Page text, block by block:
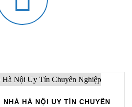
HÀ NỘI UY TÍN CHUYÊN